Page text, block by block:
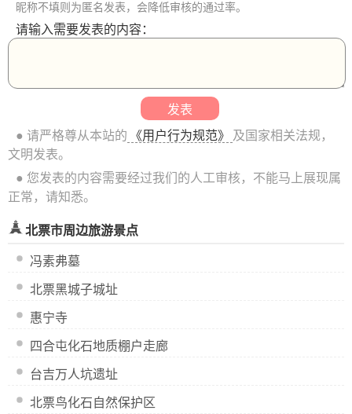
昵称不填则为匿名发表，会降低审核的通过率。
请输入需要发表的内容：
● 请严格尊从本站的 《用户行为规范》
及国家相关法规，
文明发表。
● 您发表的内容需要经过我们的人工审核，不能马上展现属
正常，请知悉。
北票市周边旅游景点
冯素弗墓
北票黑城子城址
惠宁寺
四合屯化石地质棚户走廊
台吉万人坑遗址
北票鸟化石自然保护区